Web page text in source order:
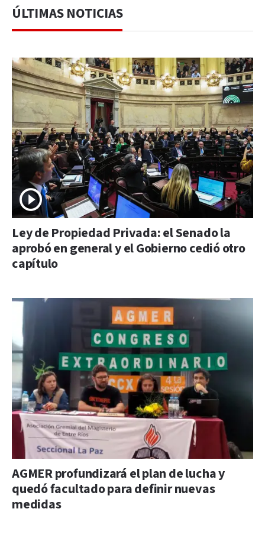
ÚLTIMAS NOTICIAS
Ley de Propiedad Privada: el Senado la
aprobó en general y el Gobierno cedió otro
capítulo
AGMER profundizará el plan de lucha y
quedó facultado para definir nuevas
medidas